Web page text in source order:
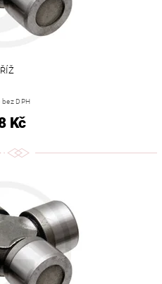
bez DPH
Kč